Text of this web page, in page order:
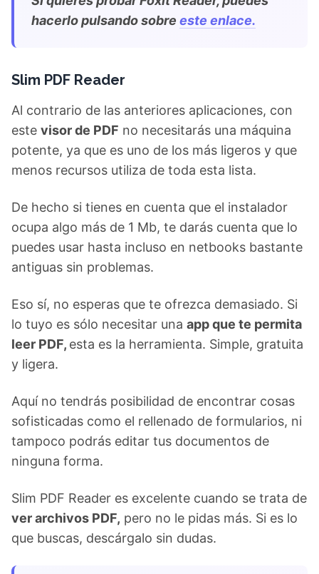
hacerlo pulsando sobre este enlace.
Slim PDF Reader
Al contrario de las anteriores aplicaciones, con
este visor de PDF no necesitarás una máquina
potente, ya que es uno de los más ligeros y que
menos recursos utiliza de toda esta lista.
De hecho si tienes en cuenta que el instalador
ocupa algo más de 1 Mb, te darás cuenta que lo
puedes usar hasta incluso en netbooks bastante
antiguas sin problemas.
Eso sí, no esperas que te ofrezca demasiado. Si
lo tuyo es sólo necesitar una app que te permita
leer PDF, esta es la herramienta. Simple, gratuita
y ligera.
Aquí no tendrás posibilidad de encontrar cosas
sofisticadas como el rellenado de formularios, ni
tampoco podrás editar tus documentos de
ninguna forma.
Slim PDF Reader es excelente cuando se trata de
ver archivos PDF, pero no le pidas más. Si es lo
que buscas, descárgalo sin dudas.